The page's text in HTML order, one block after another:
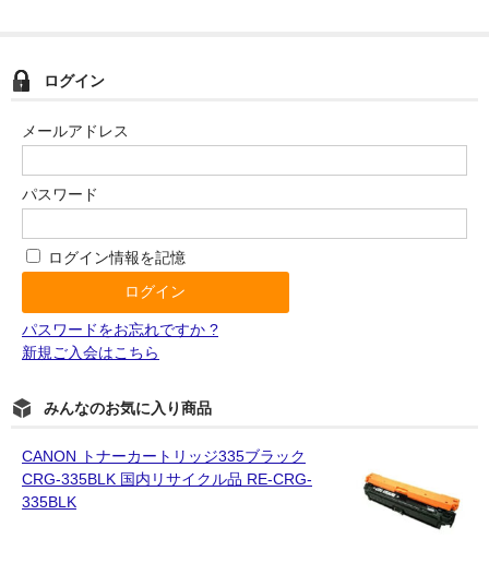
NEC
エプソン
京セラ
パナソニック
インクカートリッジ
キヤノン CANON
エプソン EPSON
ログイン
メールアドレス
パスワード
ログイン情報を記憶
パスワードをお忘れですか ?
新規ご入会はこちら
みんなのお気に入り商品
CANON トナーカートリッジ335ブラック
CRG-335BLK 国内リサイクル品 RE-CRG-
335BLK